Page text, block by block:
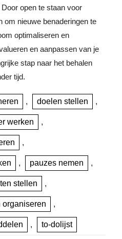
open te staan voor
om nieuwe benaderingen te
optimaliseren en
en aanpassen van je
stap naar het behalen
tijd.
, doelen stellen ,
werken ,
,
, pauzes nemen ,
stellen ,
organiseren ,
, to-dolijst